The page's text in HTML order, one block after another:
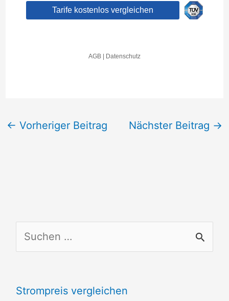
← Vorheriger Beitrag Nächster Beitrag →
u
h
Strompreis vergleichen